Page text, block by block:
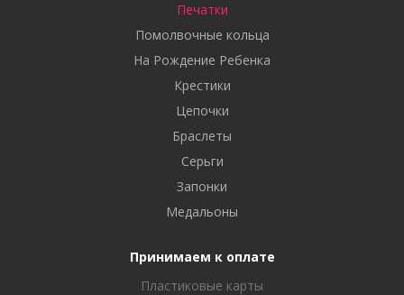
Печатки
Помолвочные кольца
На Рождение Ребенка
Крестики
Цепочки
Браслеты
Серьги
Запонки
Медальоны
Принимаем к оплате
Пластиковые карты